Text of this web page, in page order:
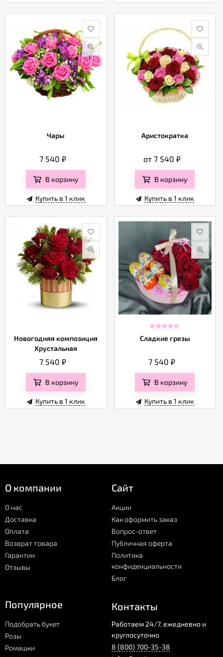
Чары
7 540₽
В корзину
Купить в 1 клик
Аристократка
от 7 540 ₽
В корзину
Купить в 1 клик
Новогодняя композиция
Хрустальная
7 540₽
В корзину
Купить в 1 клик
Сладкие грезы
7 540₽
В корзину
Купить в 1 клик
О компании
О нас
Доставка
Оплата
Возврат товара
Гарантии
Отзывы
Сайт
Акции
Как оформить заказ
Вопрос-ответ
Публичная оферта
Политика
конфиденциальности
Блог
Популярное
Подобрать букет
Розы
Ромашки
Контакты
Работаем 24/7, ежедневно и
круглосуточно
8 (800) 700-35-38